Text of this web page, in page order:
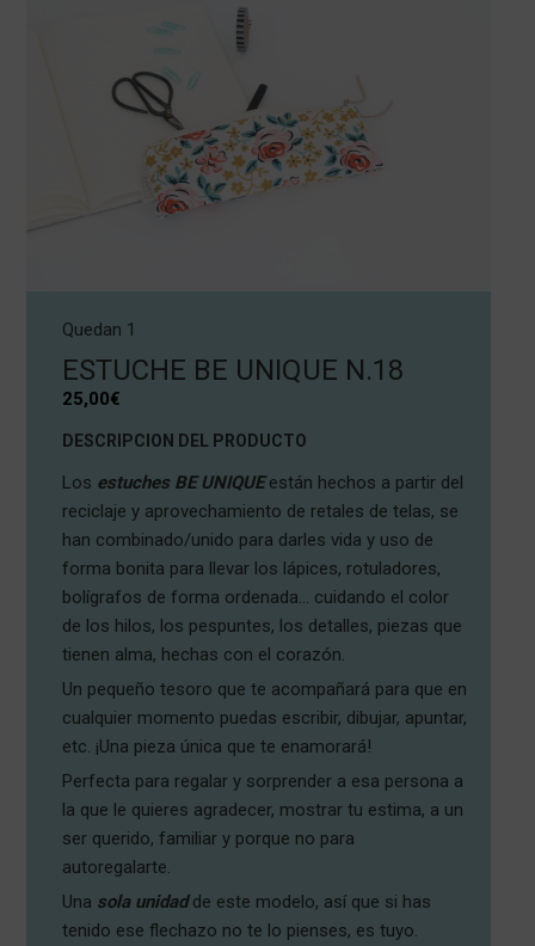
Quedan 1
ESTUCHE BE UNIQUE N.18
25,00€
DESCRIPCION DEL PRODUCTO
Los estuches BE UNIQUEestán hechos a partir del
reciclaje y aprovechamiento de retales de telas, se
han combinado/unido para darles vida y uso de
forma bonita para llevar los lápices, rotuladores,
bolígrafos de forma ordenada… cuidando el color
de los hilos, los pespuntes, los detalles, piezas que
tienen alma, hechas con el corazón.
Un pequeño tesoro que te acompañará para que en
cualquier momento puedas escribir, dibujar, apuntar,
etc. ¡Una pieza única que te enamorará!
Perfecta para regalar y sorprender a esa persona a
la que le quieres agradecer, mostrar tu estima, a un
ser querido, familiar y porque no para
autoregalarte.
Una sola unidadde este modelo, así que si has
tenido ese flechazo no te lo pienses, es tuyo.